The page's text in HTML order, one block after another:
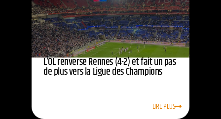
L’OL renverse Rennes (4-2) et fait un pas
de plus vers la Ligue des Champions
LIRE PLUS